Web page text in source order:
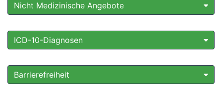
Nicht Medizinische Angebote
ICD-10-Diagnosen
Barrierefreiheit